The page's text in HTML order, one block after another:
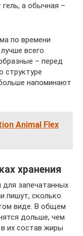
а обычная –
по времени
всего
– перед
структуре
напоминают
Animal Flex
хранения
запечатанных
пишут, сколько
виде. В общем
дольше, чем
их состав жиры